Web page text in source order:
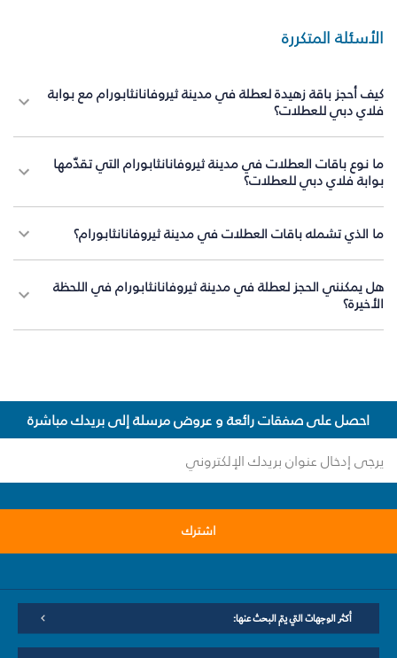
الأسئلة المتكررة
كيف أحجز باقة زهيدة لعطلة في مدينة ثيروفانانثابورام مع بوابة
فلاي دبي للعطلات؟
ما نوع باقات العطلات في مدينة ثيروفانانثابورام التي تقدّمها
بوابة فلاي دبي للعطلات؟
ما الذي تشمله باقات العطلات في مدينة ثيروفانانثابورام؟
هل يمكنني الحجز لعطلة في مدينة ثيروفانانثابورام في اللحظة
الأخيرة؟
احصل على صفقات رائعة و عروض مرسلة إلى بريدك مباشرة
اشترك
أكثر الوجهات التي يتم البحث عنها: